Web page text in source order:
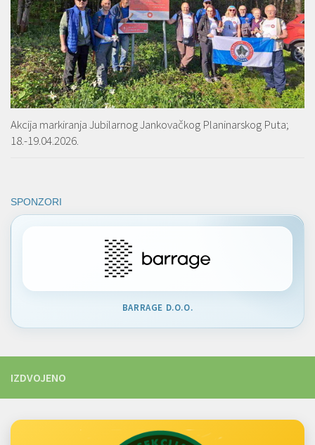
Akcija markiranja Jubilarnog Jankovačkog Planinarskog Puta;
18.-19.04.2026.
SPONZORI
BARRAGE D.O.O.
IZDVOJENO